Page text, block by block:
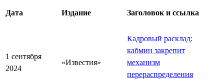
Дата Издание Заголовок и ссылка
1 сентября
2024
«Известия»
Кадровый расклад:
кабмин закрепит
механизм
перераспределения